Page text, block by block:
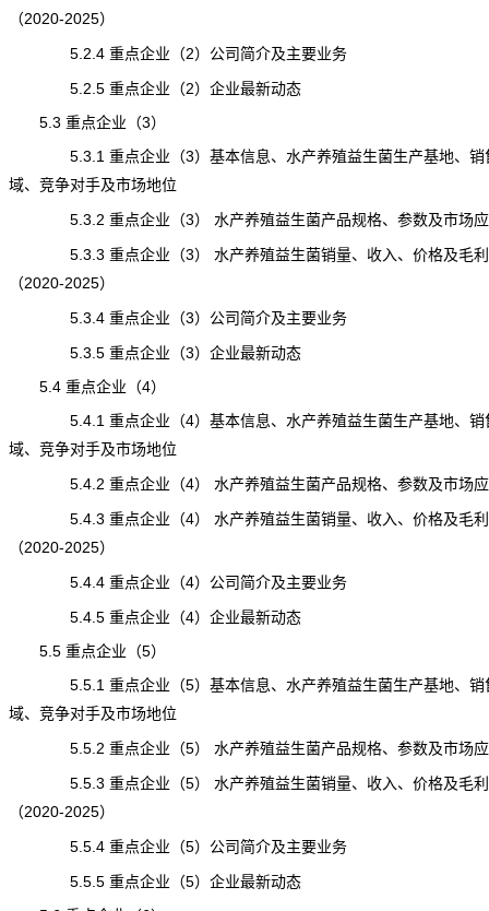
（2020-2025）
5.2.4 重点企业（2）公司简介及主要业务
5.2.5 重点企业（2）企业最新动态
5.3 重点企业（3）
5.3.1 重点企业（3）基本信息、水产养殖益生菌生产基地、销
域、竞争对手及市场地位
5.3.2 重点企业（3） 水产养殖益生菌产品规格、参数及市场
5.3.3 重点企业（3） 水产养殖益生菌销量、收入、价格及毛
（2020-2025）
5.3.4 重点企业（3）公司简介及主要业务
5.3.5 重点企业（3）企业最新动态
5.4 重点企业（4）
5.4.1 重点企业（4）基本信息、水产养殖益生菌生产基地、销
域、竞争对手及市场地位
5.4.2 重点企业（4） 水产养殖益生菌产品规格、参数及市场
5.4.3 重点企业（4） 水产养殖益生菌销量、收入、价格及毛
（2020-2025）
5.4.4 重点企业（4）公司简介及主要业务
5.4.5 重点企业（4）企业最新动态
5.5 重点企业（5）
5.5.1 重点企业（5）基本信息、水产养殖益生菌生产基地、销
域、竞争对手及市场地位
5.5.2 重点企业（5） 水产养殖益生菌产品规格、参数及市场
5.5.3 重点企业（5） 水产养殖益生菌销量、收入、价格及毛
（2020-2025）
5.5.4 重点企业（5）公司简介及主要业务
5.5.5 重点企业（5）企业最新动态